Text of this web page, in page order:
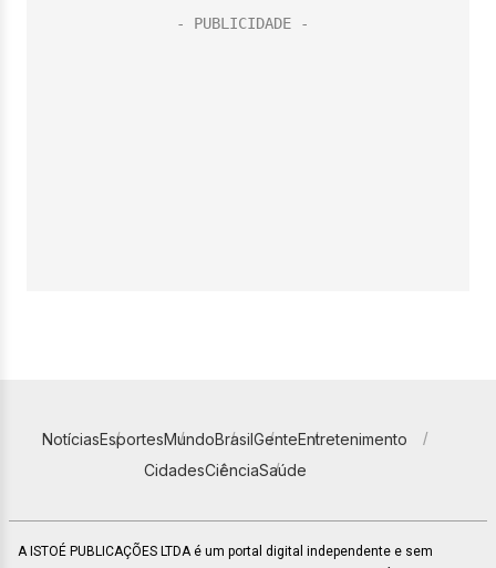
NotíciasEsportesMundoBrasilGenteEntretenimento
CidadesCiênciaSaúde
A ISTOÉ PUBLICAÇÕES LTDA é um portal digital independente e sem